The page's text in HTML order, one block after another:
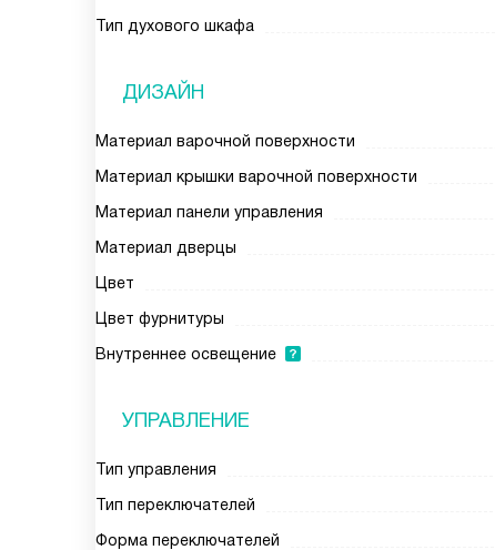
Тип духового шкафа
ДИЗАЙН
Материал варочной поверхности
Материал крышки варочной поверхности
Материал панели управления
Материал дверцы
Цвет
Цвет фурнитуры
Внутреннее освещение
УПРАВЛЕНИЕ
Тип управления
Тип переключателей
Форма переключателей